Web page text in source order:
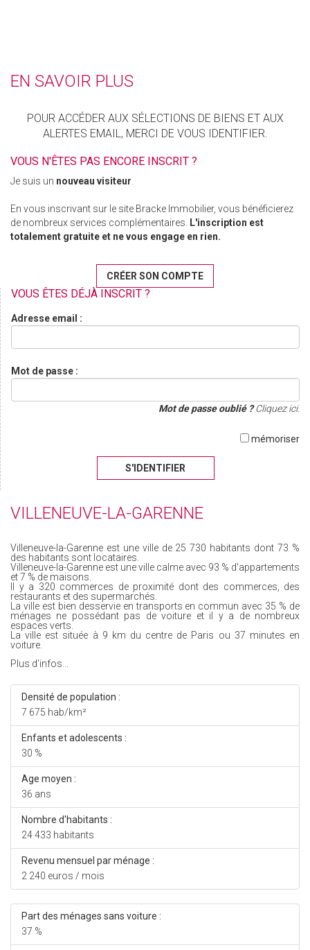
EN SAVOIR PLUS
POUR ACCÉDER AUX SÉLECTIONS DE BIENS ET AUX
ALERTES EMAIL, MERCI DE VOUS IDENTIFIER.
VOUS N'ÊTES PAS ENCORE INSCRIT ?
Je suis un nouveau visiteur.
En vous inscrivant sur le site Bracke Immobilier, vous bénéficierez
de nombreux services complémentaires. L'inscription est
totalement gratuite et ne vous engage en rien.
CRÉER SON COMPTE
VOUS ÊTES DÉJÀ INSCRIT ?
Adresse email :
Mot de passe :
Mot de passe oublié ?Cliquez ici.
mémoriser
S'IDENTIFIER
VILLENEUVE-LA-GARENNE
Villeneuve-la-Garenne est une ville de 25 730 habitants dont 73 %
des habitants sont locataires.
Villeneuve-la-Garenne est une ville calme avec 93 % d'appartements
et 7 % de maisons.
Il y a 320 commerces de proximité dont des commerces, des
restaurants et des supermarchés.
La ville est bien desservie en transports en commun avec 35 % de
ménages ne possédant pas de voiture et il y a de nombreux
espaces verts.
La ville est située à 9 km du centre de Paris ou 37 minutes en
voiture.
Plus d'infos...
Densité de population :
7 675 hab/km²
Enfants et adolescents :
30 %
Age moyen :
36 ans
Nombre d'habitants :
24 433 habitants
Revenu mensuel par ménage :
2 240 euros / mois
Part des ménages sans voiture :
37 %